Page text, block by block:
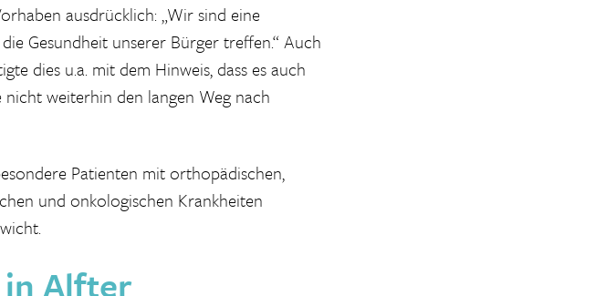
ausdrücklich: „Wir sind eine
Gesundheit unserer Bürger treffen.“ Auch
dies u.a. mit dem Hinweis, dass es auch
weiterhin den langen Weg nach
Patienten mit orthopädischen,
und onkologischen Krankheiten
Alfter